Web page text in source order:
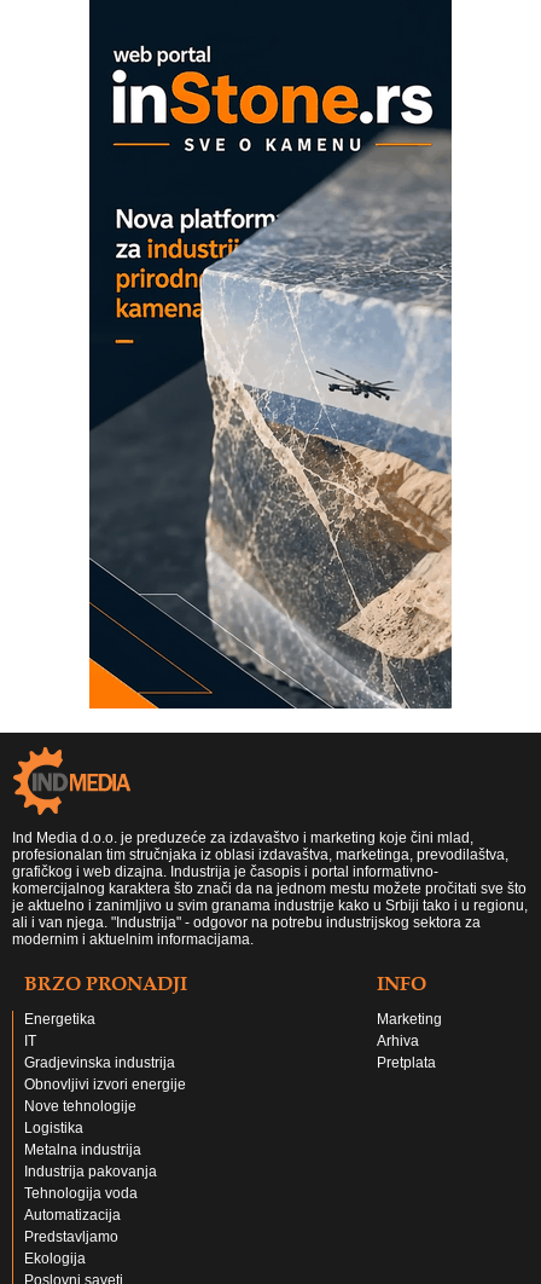
Proizvodnja iC7 Hybrid 1500 VDC
mrežnog pretvarača sa tečnim
hlađenjem
COMBYPACK
EVOKS Maintenance Management
Ind Media d.o.o. je preduzeće za izdavaštvo i marketing koje čini mlad,
profesionalan tim stručnjaka iz oblasi izdavaštva, marketinga, prevodilaštva,
grafičkog i web dizajna. Industrija je časopis i portal informativno-
komercijalnog karaktera što znači da na jednom mestu možete pročitati sve što
je aktuelno i zanimljivo u svim granama industrije kako u Srbiji tako i u regionu,
ali i van njega. "Industrija" - odgovor na potrebu industrijskog sektora za
modernim i aktuelnim informacijama.
BRZO PRONADJI
Energetika
IT
Gradjevinska industrija
Obnovljivi izvori energije
Nove tehnologije
Logistika
Metalna industrija
Industrija pakovanja
Tehnologija voda
Automatizacija
Predstavljamo
Ekologija
INFO
Marketing
Arhiva
Pretplata